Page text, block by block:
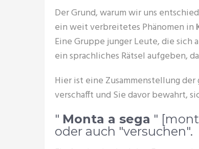
Der Grund, warum wir uns
ein weit verbreitetes Phänomen in
Eine Gruppe junger Leute, die
ein sprachliches Rätsel aufgeben,
Hier ist eine Zusammenstellung
verschafft und Sie davor bewahrt,
" Monta a sega "
oder auch "versuchen".